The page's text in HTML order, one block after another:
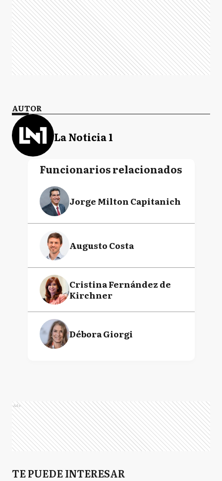
AUTOR
La Noticia 1
Funcionarios relacionados
Jorge Milton Capitanich
Augusto Costa
Cristina Fernández de
Kirchner
Débora Giorgi
Ads
TE PUEDE INTERESAR